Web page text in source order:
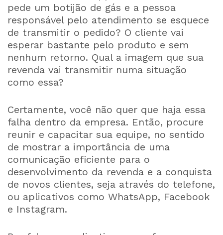
pede um botijão de gás e a pessoa
responsável pelo atendimento se esquece
de transmitir o pedido? O cliente vai
esperar bastante pelo produto e sem
nenhum retorno. Qual a imagem que sua
revenda vai transmitir numa situação
como essa?
Certamente, você não quer que haja essa
falha dentro da empresa. Então, procure
reunir e capacitar sua equipe, no sentido
de mostrar a importância de uma
comunicação eficiente para o
desenvolvimento da revenda e a conquista
de novos clientes, seja através do telefone,
ou aplicativos como WhatsApp, Facebook
e Instagram.